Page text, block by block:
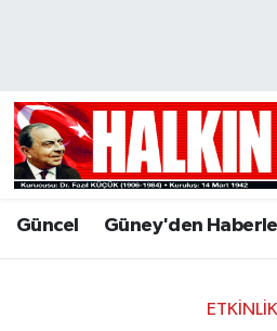
Güncel Güney'den
ETKINLIK
Hava Durumu
Trafik Durumu